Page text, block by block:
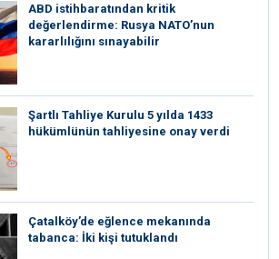
ABD istihbaratından kritik
değerlendirme: Rusya NATO’nun
kararlılığını sınayabilir
Şartlı Tahliye Kurulu 5 yılda 1433
hükümlünün tahliyesine onay verdi
Çatalköy’de eğlence mekanında
tabanca: İki kişi tutuklandı